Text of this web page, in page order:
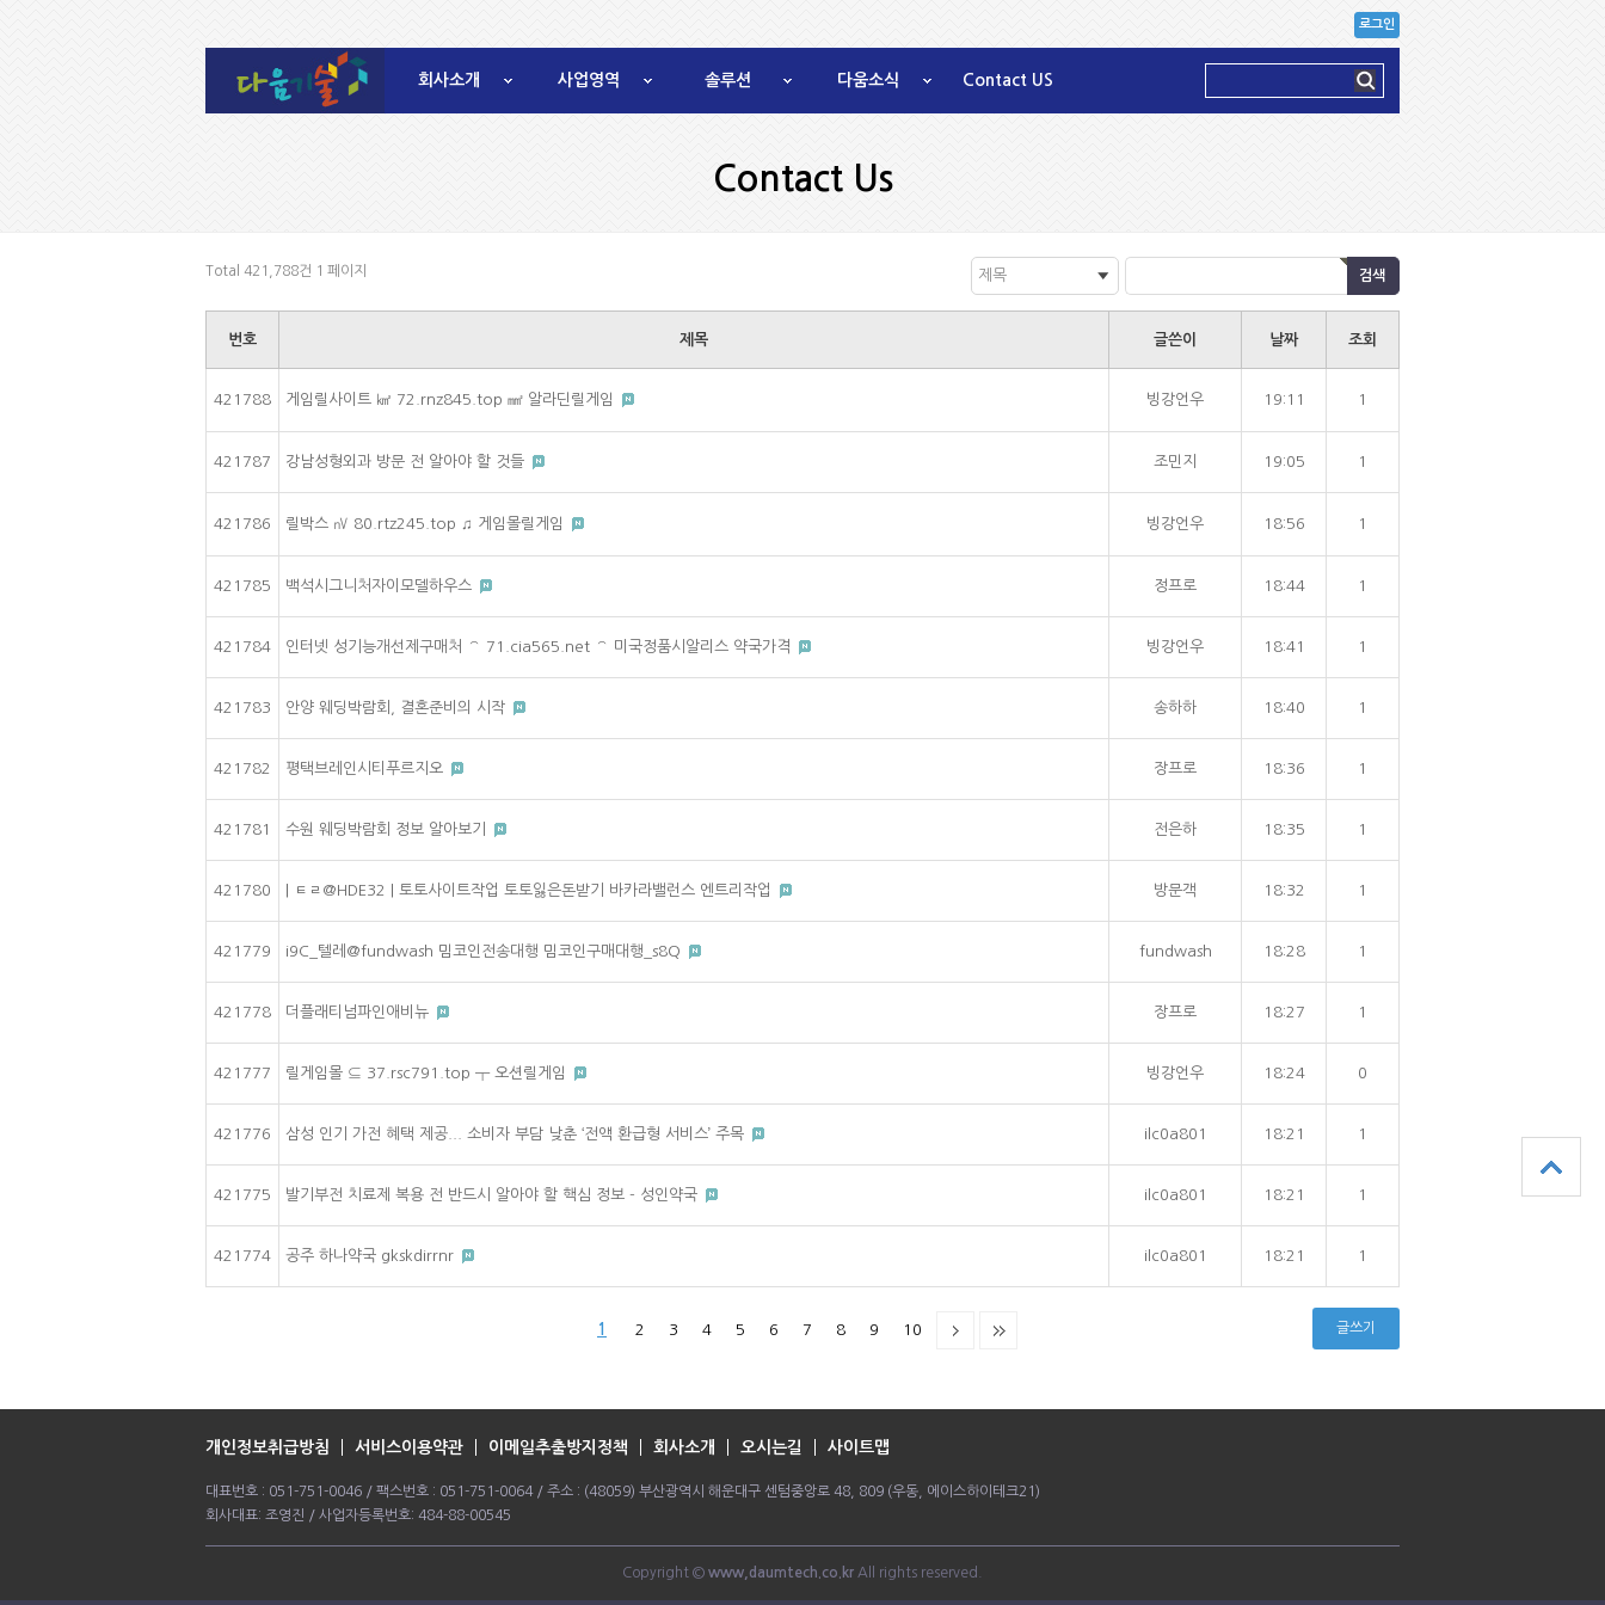
회사소개 사업영역 솔루션 다움소식 Contact US
로그인
Contact Us
Total 421,788건 1 페이지 제목
번호 제목 글쓴이 날짜 조회
421788 게임릴사이트 ㎢ 72.rnz845.top ㎟ 알라딘릴게임 빙강언우 19:11 1
421787 강남성형외과 방문 전 알아야 할 것들 조민지 19:05 1
421786 릴박스 ㎵ 80.rtz245.top ♫ 게임몰릴게임 빙강언우 18:56 1
421785 백석시그니처자이모델하우스 정프로 18:44 1
421784 인터넷 성기능개선제구매처 ⌒ 71.cia565.net ⌒ 미국정품시알리스 약국가격 빙강언우 18:41 1
421783 안양 웨딩박람회, 결혼준비의 시작 송하하 18:40 1
421782 평택브레인시티푸르지오 장프로 18:36 1
421781 수원 웨딩박람회 정보 알아보기 전은하 18:35 1
421780 | ㅌㄹ@HDE32 | 토토사이트작업 토토잃은돈받기 바카라밸런스 엔트리작업 방문객 18:32 1
421779 i9C_텔레@fundwash 밈코인전송대행 밈코인구매대행_s8Q fundwash 18:28 1
421778 더플래티넘파인애비뉴 장프로 18:27 1
421777 릴게임몰 ⊆ 37.rsc791.top ┳ 오션릴게임 빙강언우 18:24 0
421776 삼성 인기 가전 혜택 제공... 소비자 부담 낮춘 ‘전액 환급형 서비스’ 주목 ilc0a801 18:21 1
421775 발기부전 치료제 복용 전 반드시 알아야 할 핵심 정보 - 성인약국 ilc0a801 18:21 1
421774 공주 하나약국 gkskdirrnr ilc0a801 18:21 1
1 2 3 4 5 6 7 8 9 10 글쓰기
개인정보취급방침 서비스이용약관 이메일추출방지정책 회사소개 오시는길 사이트맵
대표번호 : 051-751-0046 / 팩스번호 : 051-751-0064 / 주소 : (48059) 부산광역시 해운대구 센텀중앙로 48, 809 (우동, 에이스하이테크21)
회사대표: 조영진 / 사업자등록번호: 484-88-00545
Copyright © www,daumtech.co.kr All rights reserved.